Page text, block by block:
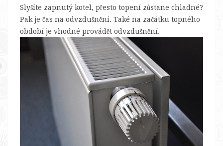
Slyšíte zapnutý kotel, přesto topení zůstane chladné?
Pak je čas na odvzdušnění. Také na začátku topného
období je vhodné provádět odvzdušnění.